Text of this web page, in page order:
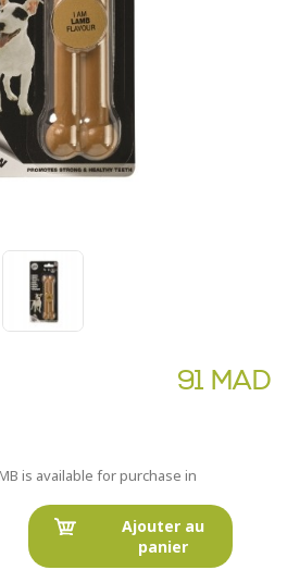
91 MAD
is available for purchase in
Ajouter au
panier